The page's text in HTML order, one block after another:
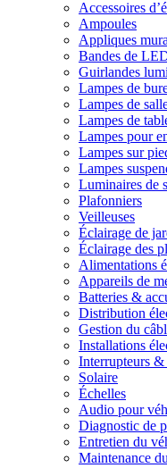
Accessoires
Ampoules
Appliques
Bandes de
Guirlandes
Lampes de
Lampes de
Lampes de
Lampes pour
Lampes sur
Lampes
Luminaires de
Plafonniers
Veilleuses
Éclairage de
Éclairage des
Alimentations
Appareils de
Batteries &
Distribution
Gestion du
Installations
Interrupteurs &
Solaire
Échelles
Audio pour
Diagnostic de
Entretien du
Maintenance